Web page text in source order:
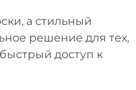
а стильный
решение для тех,
доступ к